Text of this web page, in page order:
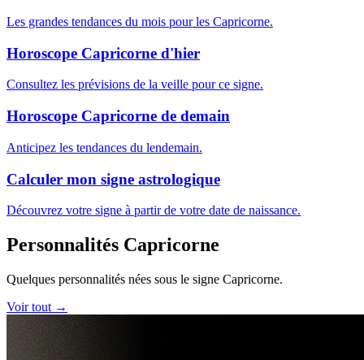
Les grandes tendances du mois pour les Capricorne.
Horoscope Capricorne d'hier
Consultez les prévisions de la veille pour ce signe.
Horoscope Capricorne de demain
Anticipez les tendances du lendemain.
Calculer mon signe astrologique
Découvrez votre signe à partir de votre date de naissance.
Personnalités Capricorne
Quelques personnalités nées sous le signe Capricorne.
Voir tout →